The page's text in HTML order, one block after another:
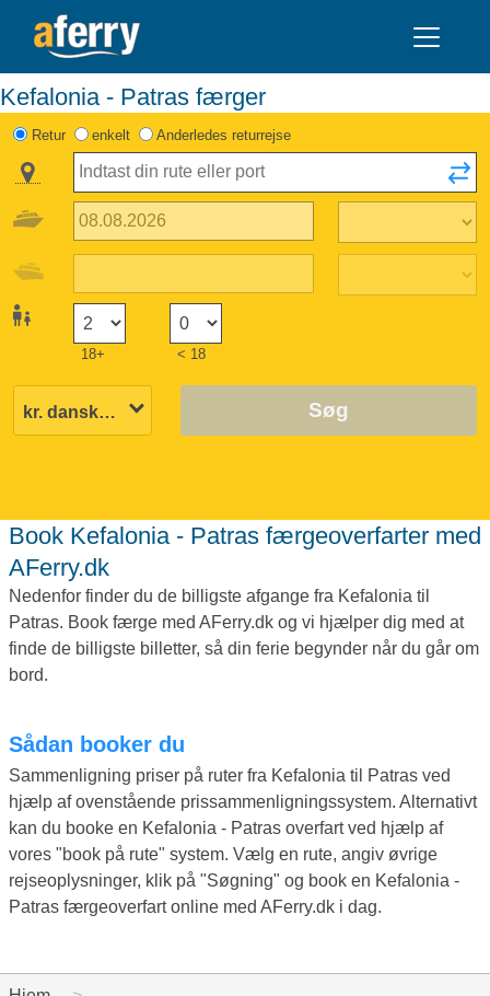
Kefalonia - Patras færger
Retur enkelt Anderledes returrejse
18+ < 18
Søg
Book Kefalonia - Patras færgeoverfarter med
AFerry.dk
Nedenfor finder du de billigste afgange fra Kefalonia til
Patras. Book færge med AFerry.dk og vi hjælper dig med at
finde de billigste billetter, så din ferie begynder når du går om
bord.
Sådan booker du
Sammenligning priser på ruter fra Kefalonia til Patras ved
hjælp af ovenstående prissammenligningssystem. Alternativt
kan du booke en Kefalonia - Patras overfart ved hjælp af
vores "book på rute" system. Vælg en rute, angiv øvrige
rejseoplysninger, klik på "Søgning" og book en Kefalonia -
Patras færgeoverfart online med AFerry.dk i dag.